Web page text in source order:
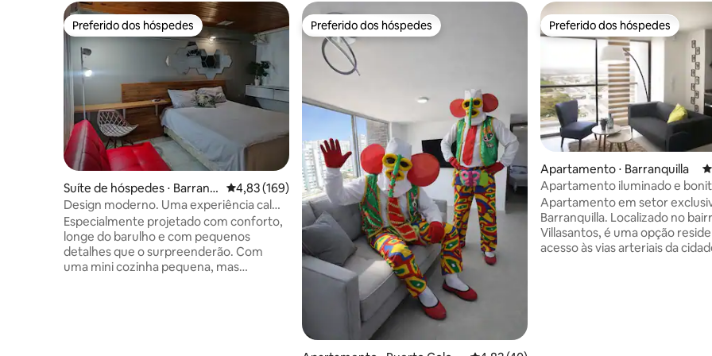
Preferido dos hóspedes
Preferido dos hóspedes
Suíte de hóspedes ⋅ Barranq
uilla
4,83 de uma avaliação média de 5, 169 avaliações
4,83 (169)
Design moderno. Uma experiência calma
e única!
Especialmente projetado com conforto,
longe do barulho e com pequenos
detalhes que o surpreenderão. Com
uma mini cozinha pequena, mas
Preferido dos hóspedes
Preferido dos hóspedes Preferido dos hóspedes
Preferido dos hóspedes
Apartamento ⋅ Barranquilla
Apartamento iluminado e
Localização privilegiada
Apartamento em setor
Barranquilla. Localizado no
Villasantos, é uma opção
acesso às vias arteriais da